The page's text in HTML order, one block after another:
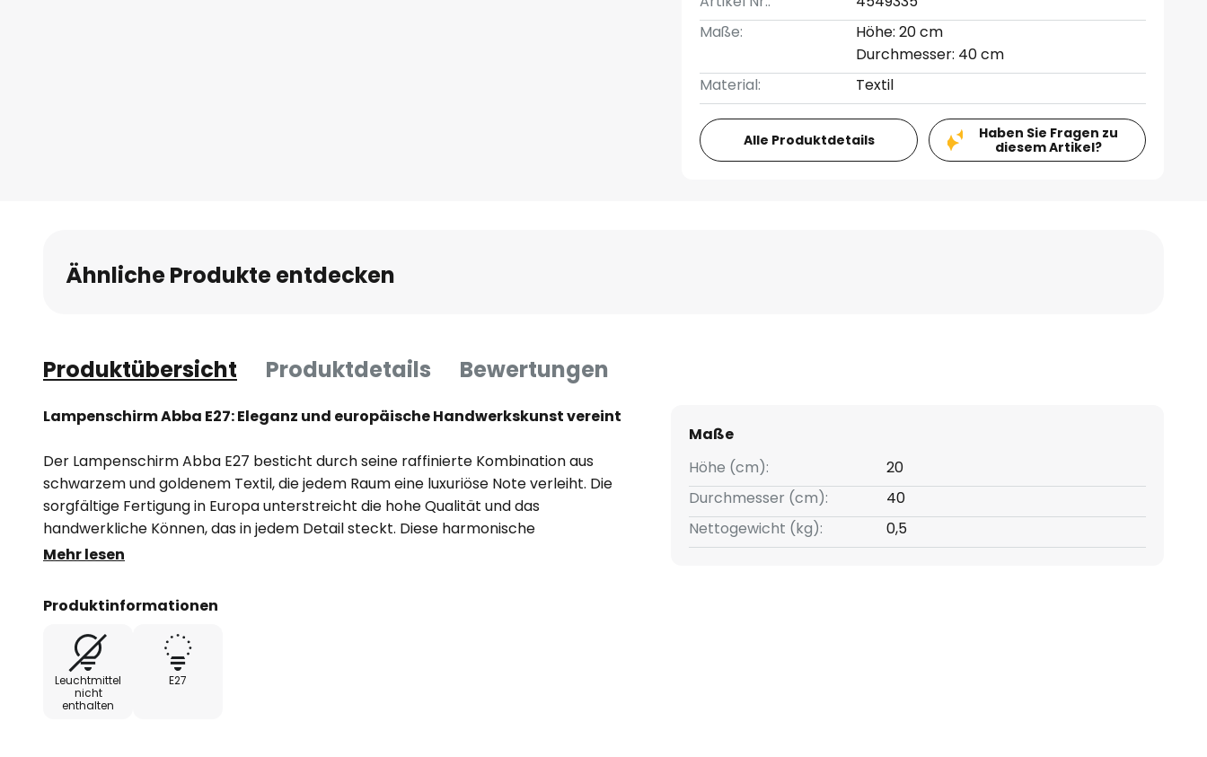
Maße:
Höhe: 20 cm
Durchmesser: 40 cm
Material:
Textil
Alle Produktdetails
Haben Sie Fragen zu
diesem Artikel?
Ähnliche Produkte entdecken
Produktübersicht Produktdetails Bewertungen
Lampenschirm Abba E27: Eleganz und europäische Handwerkskunst vereint
Der Lampenschirm Abba E27 besticht durch seine raffinierte Kombination aus
schwarzem und goldenem Textil, die jedem Raum eine luxuriöse Note verleiht. Die
sorgfältige Fertigung in Europa unterstreicht die hohe Qualität und das
handwerkliche Können, das in jedem Detail steckt. Diese harmonische
Farbgebung sorgt für ein stilvolles Ambiente und fügt sich nahtlos in verschiedene
großzügige Lichtverteilung, die sowohl für gemütliche als auch für inspirierende
Momente sorgt. Die Verwendung von hochwertigen Materialien garantiert
Langlebigkeit und Beständigkeit, während das zeitlose Design die Vielseitigkeit
dieses Produkts hervorhebt. Ein Muss für alle, die Wert auf Ästhetik und Qualität
Mehr lesen
Produktinformationen
Leuchtmittel
nicht
enthalten
E27
Maße
Höhe (cm):
20
Durchmesser (cm):
40
Nettogewicht (kg):
0,5